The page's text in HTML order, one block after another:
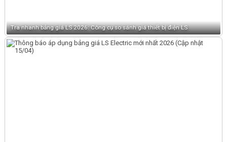
Tra nhanh bảng giá LS 2026: Công cụ so sánh giá thiết bị điện LS